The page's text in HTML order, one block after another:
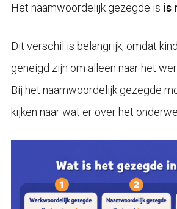
Het naamwoordelijk gezegde is is
Dit verschil is belangrijk, omdat
geneigd zijn om alleen naar het
Bij het naamwoordelijk gezegde
kijken naar wat er over het